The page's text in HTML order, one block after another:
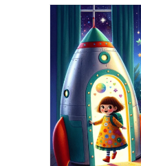
Gute
Nacht
Für
Kinder
Zum
Für
Eine
Schöne
Reise
Ins